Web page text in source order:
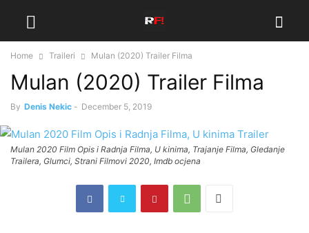
Home Traileri Mulan (2020) Trailer Filma
Mulan (2020) Trailer Filma
By Denis Nekic - December 5, 2019
Mulan 2020 Film Opis i Radnja Filma, U kinima, Trajanje Filma, Gledanje
Trailera, Glumci, Strani Filmovi 2020, Imdb ocjena